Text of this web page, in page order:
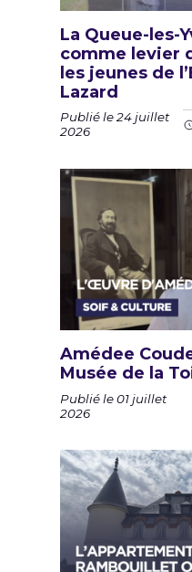
La Queue-les-
comme levier
les jeunes de
Lazard
Publié le 24 juillet
2026
Amédee
Musée de la
Publié le 01 juillet
2026